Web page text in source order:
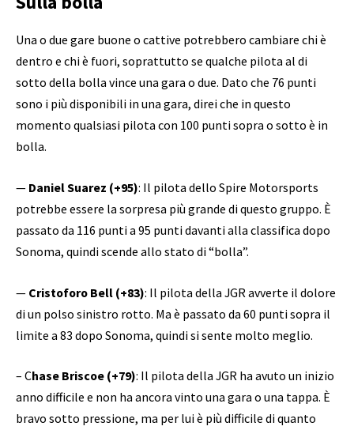
Una o due gare buone o cattive potrebbero cambiare chi è
dentro e chi è fuori, soprattutto se qualche pilota al di
sotto della bolla vince una gara o due. Dato che 76 punti
sono i più disponibili in una gara, direi che in questo
momento qualsiasi pilota con 100 punti sopra o sotto è in
bolla.
— Daniel Suarez (+95): Il pilota dello Spire Motorsports
potrebbe essere la sorpresa più grande di questo gruppo. È
passato da 116 punti a 95 punti davanti alla classifica dopo
Sonoma, quindi scende allo stato di “bolla”.
— Cristoforo Bell (+83): Il pilota della JGR avverte il dolore
di un polso sinistro rotto. Ma è passato da 60 punti sopra il
limite a 83 dopo Sonoma, quindi si sente molto meglio.
– Chase Briscoe (+79): Il pilota della JGR ha avuto un inizio
anno difficile e non ha ancora vinto una gara o una tappa. È
bravo sotto pressione, ma per lui è più difficile di quanto